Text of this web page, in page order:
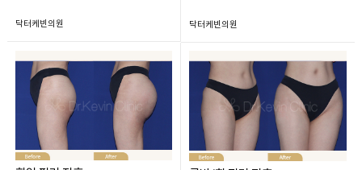
닥터케빈의원 닥터케빈의원